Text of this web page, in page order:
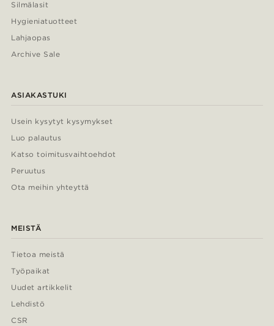
Silmälasit
Hygieniatuotteet
Lahjaopas
Archive Sale
ASIAKASTUKI
Usein kysytyt kysymykset
Luo palautus
Katso toimitusvaihtoehdot
Peruutus
Ota meihin yhteyttä
MEISTÄ
Tietoa meistä
Työpaikat
Uudet artikkelit
Lehdistö
CSR